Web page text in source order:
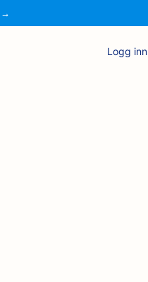
→
Logg inn